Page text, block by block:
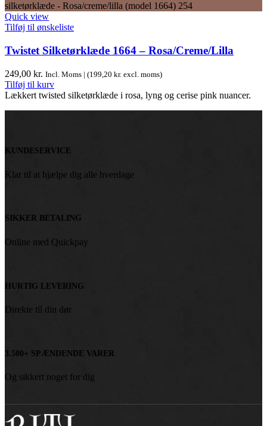
Quick view
Tilføj til ønskeliste
Twistet Silketørklæde 1664 – Rosa/Creme/Lilla
249,00 kr. Incl. Moms | (199,20 kr. excl. moms)
Tilføj til kurv
Lækkert twisted silketørklæde i rosa, lyng og cerise pink nuancer.
KUNDESERVICE
Klar til at hjælpe dig alle hverdage
SIKKER BETALING
Online med Quickpay
HURTIG LEVERING
Direkte til din dør
3.500+ SPÆNDENDE VARER
Og sikkert noget for dig